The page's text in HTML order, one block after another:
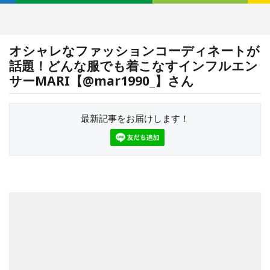
オシャレなファッションコーディネートが
話題！どんな服でも着こなすインフルエン
サーMARI【@mar1990_】さん
最新記事をお届けします！